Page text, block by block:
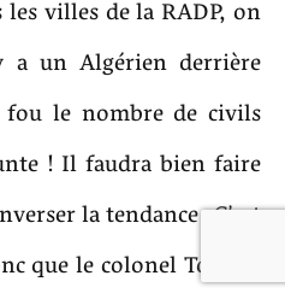
villes de la RADP, on
a un Algérien derrière
fou le nombre de civils
! Il faudra bien faire
la tendance. C’est
que le colonel Tounsi,